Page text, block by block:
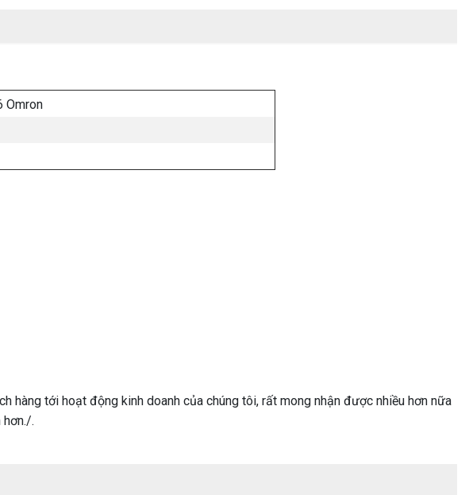
Omron
hàng tới hoạt động kinh doanh của chúng tôi, rất mong nhận được nhiều hơn nữa
hơn./.